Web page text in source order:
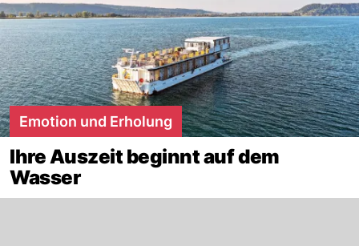
Emotion und Erholung
Ihre Auszeit beginnt auf dem
Wasser